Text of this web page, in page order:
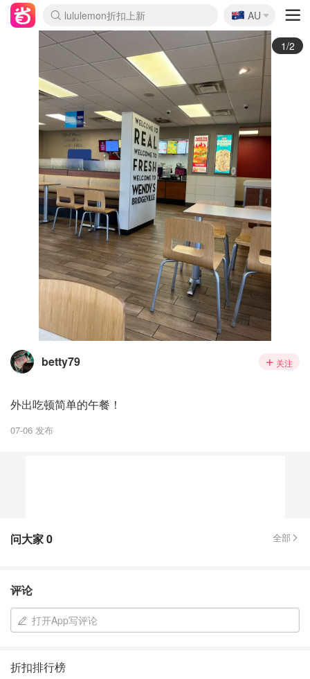
lululemon折扣上新
Sasa美妆护肤3.5折
SSENSE年中2.5折
FreshBeauty好价汇总
Cettire降价+叠9折
WWS Coles超市实拍
viagogo二手票捡漏
Myer超级周末
The Outnet奢牌1折起
David Jones 3折起
Flannels大牌1折
Perfumes Club护肤1折
AMIRO面罩$251
Amazon折扣汇总
eToro入金$200送$50
Amazon数码好物
ICONIC本周7.5折
ThedoubleF高奢地板价
Moose Knuckles 6折
丝芙兰5折起
EUFY摄像头$98
Selenichast首饰2折
Trip机票酒店促销
YSL送5件彩妆礼
Amazon家居好物
Amazon美妆护肤
雅漾大喷$8
过敏原检测盒$33
伊索独家赠50ml沐浴露
科颜氏高保湿面霜$29
SEALIFE海洋馆门票6折
丝塔芙大白罐$16
订阅Newsletter送香薰
Cult Beauty 6.8折
Harrods圣诞日历$525
LN-CC奢牌私促3折
d'Alba空姐喷雾$16
EVE LOM套装£56
Bernardelli独家4折
Adore Beauty 6折起
CT圣诞日历
Mytheresa奢品2.7折
Luxury Escapes 9折
Currentbody美容仪$881
MOON Garden Live
Roborock扫地机$649
Tingo Life水杯$24
Valentino官网5折
CR洗护套装$23
修丽可4件套$159
Myer彩妆2件7折
GANNI官网4.5折
Stylevana韩妆4折
Tessabit高奢8.5折
OGX洗发水$11
Amazon阿德莱德次日达
卡诗8.5折+赠礼
Philips Hue灯具8折
🇦🇺
AU
2/2
betty79 关注
外出吃顿简单的午餐！
07-06 发布
问大家0 全部
评论
打开App写评论
折扣排行榜